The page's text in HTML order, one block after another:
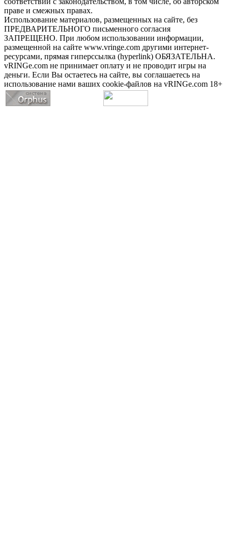
праве и смежных правах.
Использование материалов, размещенных на сайте, без
ПРЕДВАРИТЕЛЬНОГО письменного согласия
ЗАПРЕЩЕНО. При любом использовании информации,
размещенной на сайте www.vringe.com другими интернет-
ресурсами, прямая гиперссылка (hyperlink) ОБЯЗАТЕЛЬНА.
vRINGe.com не принимает оплату и не проводит игры на
деньги. Если Вы остаетесь на сайте, вы соглашаетесь на
использование нами ваших cookie-файлов на vRINGe.com 18+